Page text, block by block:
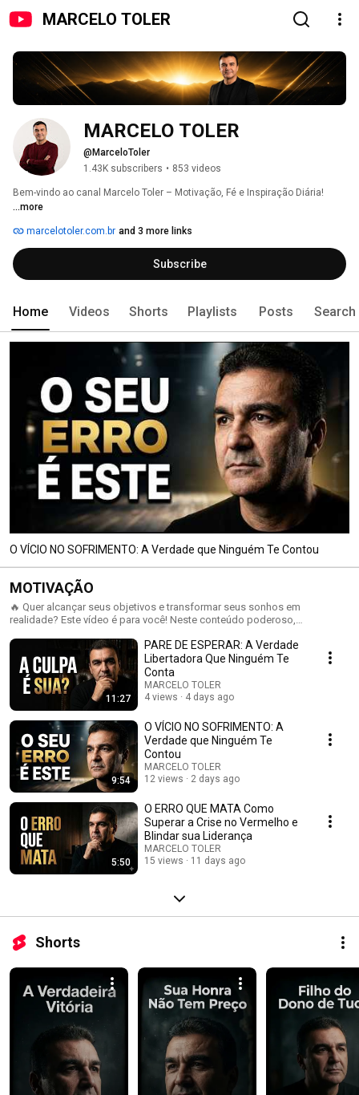
MARCELO TOLER
MARCELO TOLER
@MarceloToler
1.43K subscribers • 853 videos
Bem-vindo ao canal Marcelo Toler – Motivação, Fé e Inspiração Diária!
...more
marcelotoler.com.br and 3 more links
Subscribe
Home Videos Shorts Playlists Posts Search
O VÍCIO NO SOFRIMENTO: A Verdade que Ninguém Te Contou
MOTIVAÇÃO
🔥 Quer alcançar seus objetivos e transformar seus sonhos em
realidade? Este vídeo é para você! Neste conteúdo poderoso,
você manter o foco, superar obstáculos e seguir em direção aos seus
objetivos, mesmo nos dias mais desafiadores. Aqui, você vai encontrar:
✨ Frases inspiradoras para levantar seu ânimo. 💪 Dicas práticas para
manter a disciplina e a consistência. 🚀 Estratégias comprovadas para
não desistir no caminho. Seja para estudos, trabalho, fitness ou vida
pessoal, a motivação certa pode ser o impulso que faltava para você dar
o próximo passo! 📌 Lembre-se: Grandes conquistas começam com uma
decisão. Não espere pelo momento perfeito, crie o seu momento! 👉
Deixe seu like, inscreva-se no canal e ative o sininho para receber mais
conteúdo transformador toda semana! 💬 Comente abaixo: Qual seu
maior objetivo no momento? Vamos juntos nessa jornada! #Motivação
#Sucesso #Objetivos #Inspiração #Disciplina #MudançaDeVida
11:27
PARE DE ESPERAR: A Verdade
Libertadora Que Ninguém Te
Conta
MARCELO TOLER
4 views
4 days ago
9:54
O VÍCIO NO SOFRIMENTO: A
Verdade que Ninguém Te
Contou
MARCELO TOLER
12 views
2 days ago
5:50
O ERRO QUE MATA Como
Superar a Crise no Vermelho e
Blindar sua Liderança
MARCELO TOLER
15 views
11 days ago
Shorts